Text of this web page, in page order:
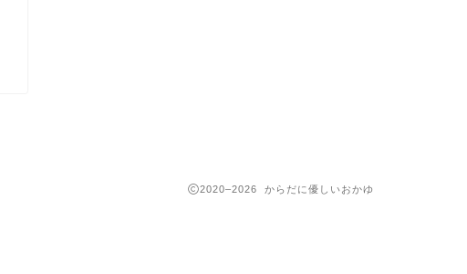
2020–2026 からだに優しいおかゆ